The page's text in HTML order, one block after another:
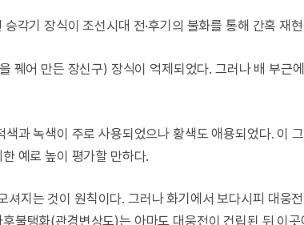
각기 장식이 조선시대 전·후기의 불화를 통해 간혹 재
꿰어 만든 장신구) 장식이 억제되었다. 그러나 배 부근
과 녹색이 주로 사용되었으나 황색도 애용되었다. 이
예로 높이 평가할 만하다.
셔지는 것이 원칙이다. 그러나 화기에서 보다시피 대웅
불탱화(관경변상도)는 아마도 대웅전이 건립된 뒤 이